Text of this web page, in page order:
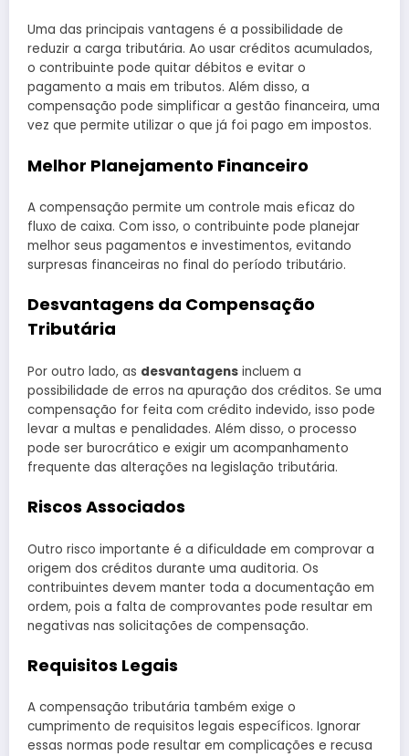
Uma das principais vantagens é a possibilidade de
reduzir a carga tributária. Ao usar créditos acumulados,
o contribuinte pode quitar débitos e evitar o
pagamento a mais em tributos. Além disso, a
compensação pode simplificar a gestão financeira, uma
vez que permite utilizar o que já foi pago em impostos.
Melhor Planejamento Financeiro
A compensação permite um controle mais eficaz do
fluxo de caixa. Com isso, o contribuinte pode planejar
melhor seus pagamentos e investimentos, evitando
surpresas financeiras no final do período tributário.
Desvantagens da Compensação
Tributária
Por outro lado, as desvantagens incluem a
possibilidade de erros na apuração dos créditos. Se uma
compensação for feita com crédito indevido, isso pode
levar a multas e penalidades. Além disso, o processo
pode ser burocrático e exigir um acompanhamento
frequente das alterações na legislação tributária.
Riscos Associados
Outro risco importante é a dificuldade em comprovar a
origem dos créditos durante uma auditoria. Os
contribuintes devem manter toda a documentação em
ordem, pois a falta de comprovantes pode resultar em
negativas nas solicitações de compensação.
Requisitos Legais
A compensação tributária também exige o
cumprimento de requisitos legais específicos. Ignorar
essas normas pode resultar em complicações e recusa